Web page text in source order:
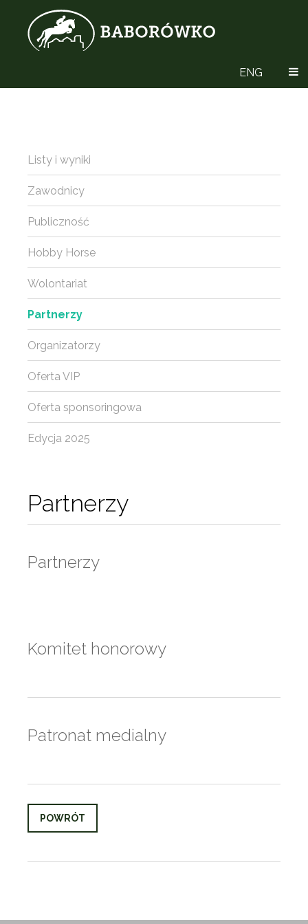
ENG
Partnerzy
Partnerzy
Komitet honorowy
Patronat medialny
POWRÓT
Listy i wyniki
Zawodnicy
Publiczność
Hobby Horse
Wolontariat
Partnerzy
Organizatorzy
Oferta VIP
Oferta sponsoringowa
Edycja 2025